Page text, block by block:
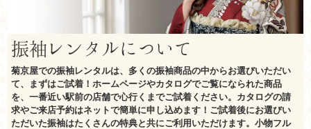
振袖レンタルについて
菊京屋での振袖レンタルは、多くの振袖商品の中からお選びいただい
て、まずはご試着！ホームページやカタログでご覧になられた商品
を、一番近い駅前の店舗で心行くまでご試着ください。カタログの請
求やご来店予約はネットで簡単に申し込めます！ご試着後にお選びい
ただいた振袖はたくさんの特典と共にご利用いただけます。小物フル